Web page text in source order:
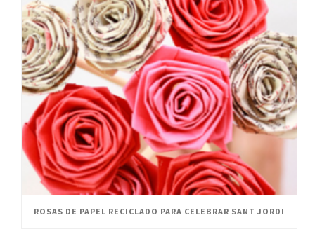
ROSAS DE PAPEL RECICLADO PARA CELEBRAR SANT JORDI